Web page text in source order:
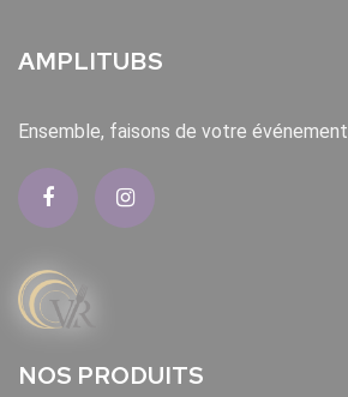
AMPLITUBS
Ensemble, faisons de votre
NOS PRODUITS